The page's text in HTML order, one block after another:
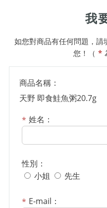
我
如您對商品有任何問題，
您！（ *
商品名稱：
天野 即食鮭魚粥20.7g
姓名：
性別：
小姐
先生
E-mail：